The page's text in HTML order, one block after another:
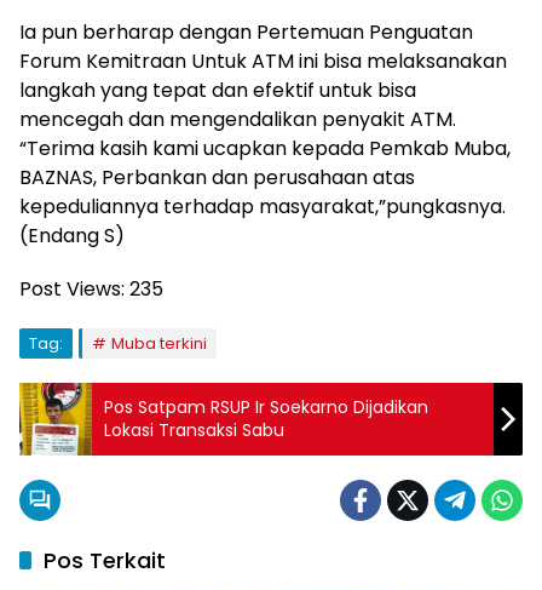
Ia pun berharap dengan Pertemuan Penguatan
Forum Kemitraan Untuk ATM ini bisa melaksanakan
langkah yang tepat dan efektif untuk bisa
mencegah dan mengendalikan penyakit ATM.
“Terima kasih kami ucapkan kepada Pemkab Muba,
BAZNAS, Perbankan dan perusahaan atas
kepeduliannya terhadap masyarakat,”pungkasnya.
(Endang S)
Post Views: 235
Tag: Muba terkini
Pos Satpam RSUP Ir Soekarno Dijadikan
Lokasi Transaksi Sabu
Pos Terkait